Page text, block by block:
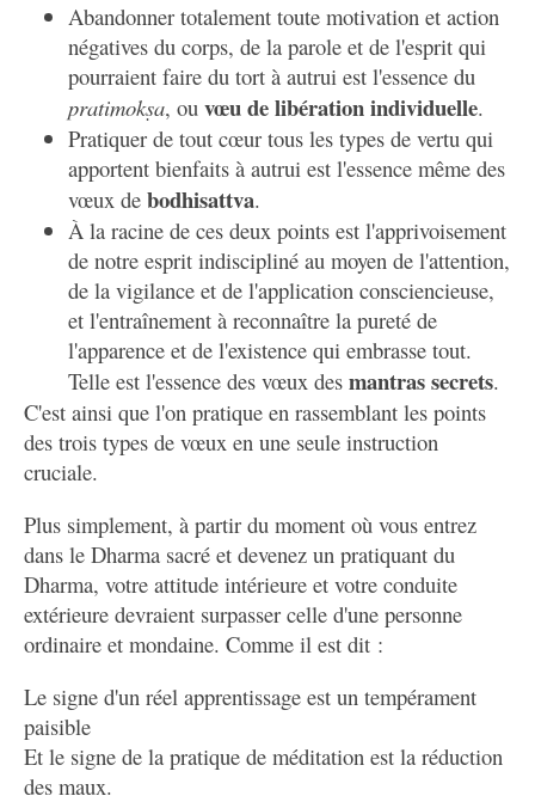
Abandonner totalement toute motivation et action
négatives du corps, de la parole et de l'esprit qui
pourraient faire du tort à autrui est l'essence du
pratimokṣa, ouvœu de libération individuelle.
Pratiquer de tout cœur tous les types de vertu qui
apportent bienfaits à autrui est l'essence même des
vœux debodhisattva.
À la racine de ces deux points est l'apprivoisement
de notre esprit indiscipliné au moyen de l'attention,
de la vigilance et de l'application consciencieuse,
et l'entraînement à reconnaître la pureté de
l'apparence et de l'existence qui embrasse tout.
Telle est l'essence des vœux desmantras secrets.
C'est ainsi que l'on pratique en rassemblant les points
des trois types de vœux en une seule instruction
cruciale.
Plus simplement, à partir du moment où vous entrez
dans le Dharma sacré et devenez un pratiquant du
Dharma, votre attitude intérieure et votre conduite
extérieure devraient surpasser celle d'une personne
ordinaire et mondaine. Comme il est dit :
Le signe d'un réel apprentissage est un tempérament
paisible
Et le signe de la pratique de méditation est la réduction
des maux.